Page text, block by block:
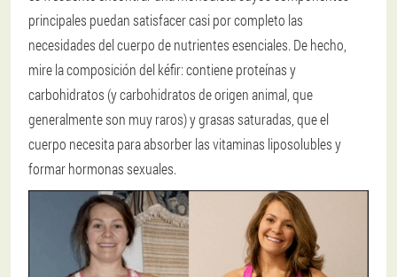
principales puedan satisfacer casi por completo las
necesidades del cuerpo de nutrientes esenciales. De hecho,
mire la composición del kéfir: contiene proteínas y
carbohidratos (y carbohidratos de origen animal, que
generalmente son muy raros) y grasas saturadas, que el
cuerpo necesita para absorber las vitaminas liposolubles y
formar hormonas sexuales.